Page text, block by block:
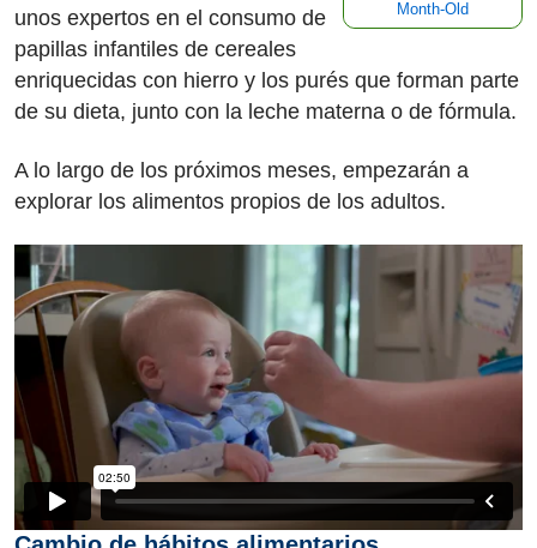
Month-Old
unos expertos en el consumo de
papillas infantiles de cereales
enriquecidas con hierro y los purés que forman parte
de su dieta, junto con la leche materna o de fórmula.
A lo largo de los próximos meses, empezarán a
explorar los alimentos propios de los adultos.